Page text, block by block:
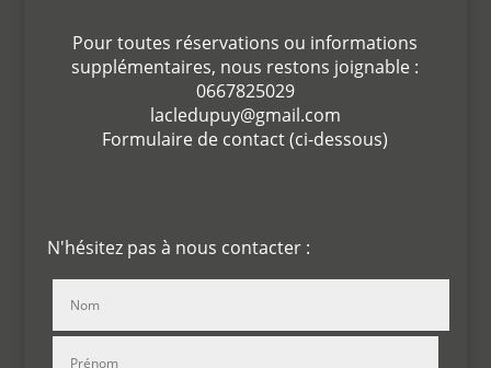
Pour toutes réservations ou informations
supplémentaires, nous restons joignable :
0667825029
lacledupuy@gmail.com
Formulaire de contact (ci-dessous)
N'hésitez pas à nous contacter :